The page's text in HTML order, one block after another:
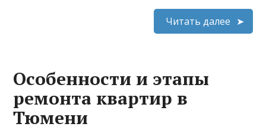
Читать далее
Особенности и этапы
ремонта квартир в
Тюмени